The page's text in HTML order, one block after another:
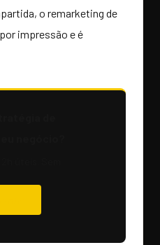
o remarketing de
impressão e é